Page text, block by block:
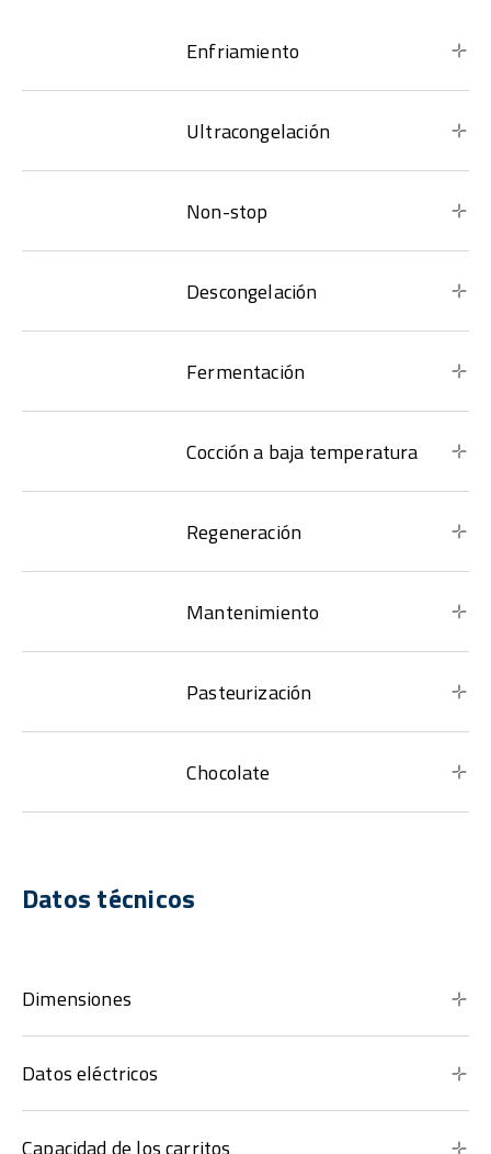
Enfriamiento
Ultracongelación
Non-stop
Descongelación
Fermentación
Cocción a baja temperatura
Regeneración
Mantenimiento
Pasteurización
Chocolate
Datos técnicos
Dimensiones
Datos eléctricos
Capacidad de los carritos